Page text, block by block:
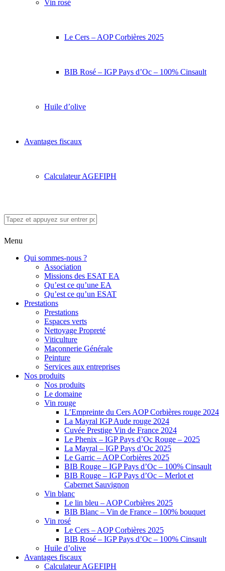
Vin rosé
Le Cers – AOP Corbières 2025
BIB Rosé – IGP Pays d’Oc – 100% Cinsault
Huile d’olive
Avantages fiscaux
Calculateur AGEFIPH
Menu
Qui sommes-nous ?
Association
Missions des ESAT EA
Qu’est ce qu’une EA
Qu’est ce qu’un ESAT
Prestations
Prestations
Espaces verts
Nettoyage Propreté
Viticulture
Maçonnerie Générale
Peinture
Services aux entreprises
Nos produits
Nos produits
Le domaine
Vin rouge
L’Empreinte du Cers AOP Corbières rouge 2024
La Mayral IGP Aude rouge 2024
Cuvée Prestige Vin de France 2024
Le Phenix – IGP Pays d’Oc Rouge – 2025
La Mayral – IGP Pays d’Oc 2025
Le Garric – AOP Corbières 2025
BIB Rouge – IGP Pays d’Oc – 100% Cinsault
BIB Rouge – IGP Pays d’Oc – Merlot et
Cabernet Sauvignon
Vin blanc
Le lin bleu – AOP Corbières 2025
BIB Blanc – Vin de France – 100% bouquet
Vin rosé
Le Cers – AOP Corbières 2025
BIB Rosé – IGP Pays d’Oc – 100% Cinsault
Huile d’olive
Avantages fiscaux
Calculateur AGEFIPH